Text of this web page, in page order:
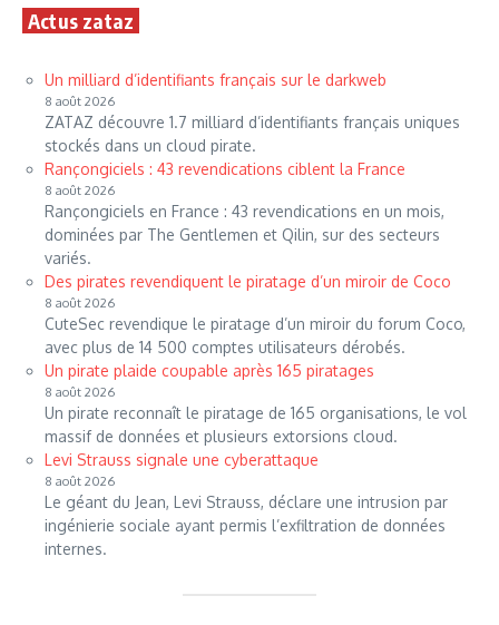
Actus zataz
Un milliard d’identifiants français sur le darkweb
8 août 2026
ZATAZ découvre 1.7 milliard d’identifiants français uniques
stockés dans un cloud pirate.
Rançongiciels : 43 revendications ciblent la France
8 août 2026
Rançongiciels en France : 43 revendications en un mois,
dominées par The Gentlemen et Qilin, sur des secteurs
variés.
Des pirates revendiquent le piratage d’un miroir de Coco
8 août 2026
CuteSec revendique le piratage d’un miroir du forum Coco,
avec plus de 14 500 comptes utilisateurs dérobés.
Un pirate plaide coupable après 165 piratages
8 août 2026
Un pirate reconnaît le piratage de 165 organisations, le vol
massif de données et plusieurs extorsions cloud.
Levi Strauss signale une cyberattaque
8 août 2026
Le géant du Jean, Levi Strauss, déclare une intrusion par
ingénierie sociale ayant permis l’exfiltration de données
internes.